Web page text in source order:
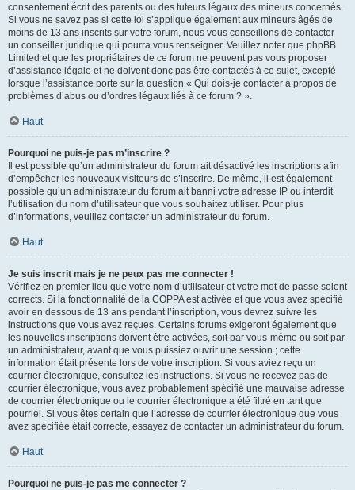
consentement écrit des parents ou des tuteurs légaux des mineurs concernés.
Si vous ne savez pas si cette loi s’applique également aux mineurs âgés de
moins de 13 ans inscrits sur votre forum, nous vous conseillons de contacter
un conseiller juridique qui pourra vous renseigner. Veuillez noter que phpBB
Limited et que les propriétaires de ce forum ne peuvent pas vous proposer
d’assistance légale et ne doivent donc pas être contactés à ce sujet, excepté
lorsque l’assistance porte sur la question « Qui dois-je contacter à propos de
problèmes d’abus ou d’ordres légaux liés à ce forum ? ».
Haut
Pourquoi ne puis-je pas m’inscrire ?
Il est possible qu’un administrateur du forum ait désactivé les inscriptions afin
d’empêcher les nouveaux visiteurs de s’inscrire. De même, il est également
possible qu’un administrateur du forum ait banni votre adresse IP ou interdit
l’utilisation du nom d’utilisateur que vous souhaitez utiliser. Pour plus
d’informations, veuillez contacter un administrateur du forum.
Haut
Je suis inscrit mais je ne peux pas me connecter !
Vérifiez en premier lieu que votre nom d’utilisateur et votre mot de passe soient
corrects. Si la fonctionnalité de la COPPA est activée et que vous avez spécifié
avoir en dessous de 13 ans pendant l’inscription, vous devrez suivre les
instructions que vous avez reçues. Certains forums exigeront également que
les nouvelles inscriptions doivent être activées, soit par vous-même ou soit par
un administrateur, avant que vous puissiez ouvrir une session ; cette
information était présente lors de votre inscription. Si vous aviez reçu un
courrier électronique, consultez les instructions. Si vous ne recevez pas de
courrier électronique, vous avez probablement spécifié une mauvaise adresse
de courrier électronique ou le courrier électronique a été filtré en tant que
pourriel. Si vous êtes certain que l’adresse de courrier électronique que vous
avez spécifiée était correcte, essayez de contacter un administrateur du forum.
Haut
Pourquoi ne puis-je pas me connecter ?